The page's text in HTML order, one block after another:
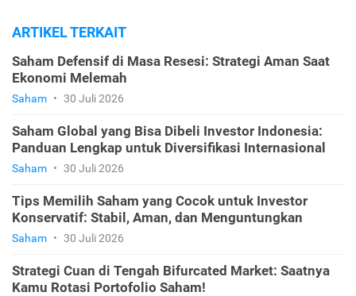
ARTIKEL TERKAIT
Saham Defensif di Masa Resesi: Strategi Aman Saat
Ekonomi Melemah
Saham • 30 Juli 2026
Saham Global yang Bisa Dibeli Investor Indonesia:
Panduan Lengkap untuk Diversifikasi Internasional
Saham • 30 Juli 2026
Tips Memilih Saham yang Cocok untuk Investor
Konservatif: Stabil, Aman, dan Menguntungkan
Saham • 30 Juli 2026
Strategi Cuan di Tengah Bifurcated Market: Saatnya
Kamu Rotasi Portofolio Saham!